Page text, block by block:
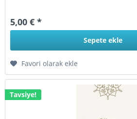
5,00 € *
Sepete ekle
Favori olarak ekle
Tavsiye!